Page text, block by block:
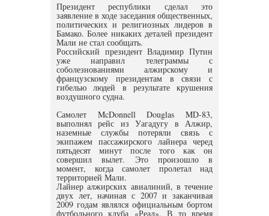
Президент республики сделал это
заявление в ходе заседания общественных,
политических и религиозных лидеров в
Бамако. Более никаких деталей президент
Мали не стал сообщать.
Российский президент Владимир Путин
уже направил телеграммы с
соболезнованиями алжирскому и
французскому президентам в связи с
гибелью людей в результате крушения
воздушного судна.
Самолет McDonnell Douglas MD-83,
выполнял рейс из Уагадугу в Алжир,
наземные службы потеряли связь с
экипажем пассажирского лайнера черед
пятьдесят минут после того как он
совершил вылет. Это произошло в
момент, когда самолет пролетал над
территорией Мали.
Лайнер алжирских авиалиний, в течение
двух лет, начиная с 2007 и заканчивая
2009 годам являлся официальным бортом
футбольного клуба «Реал». В то время